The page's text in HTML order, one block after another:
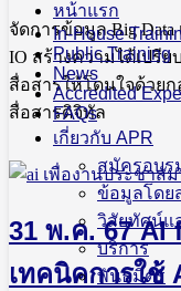
หน้าแรก
In-House
Public Training
News
Accredited
FAQs
เกี่ยวกับ APR
สมัครอบร
ข้อมูลโดย
วิสัยทัศน์แ
บริการ
พันธมิตร
จัดการข้อมูล Big Data
IO สร้างความได้เปรี
สื่อสารให้โดนใจด้วย
สื่อสารดิจิทัล
31 พ.ค. 67 AI
เทคนิคการใช้